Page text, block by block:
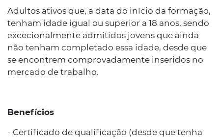
Adultos ativos que, a data do início da formação,
tenham idade igual ou superior a 18 anos, sendo
excecionalmente admitidos jovens que ainda
não tenham completado essa idade, desde que
se encontrem comprovadamente inseridos no
mercado de trabalho.
Benefícios
- Certificado de qualificação (desde que tenha